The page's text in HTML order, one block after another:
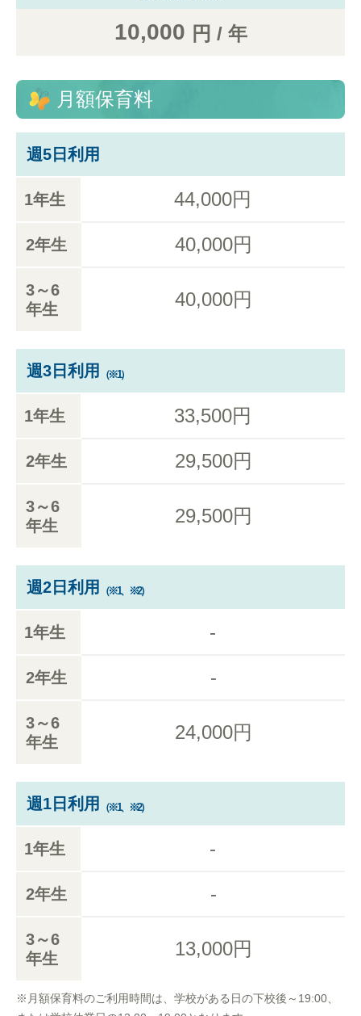
10,000 円 / 年
月額保育料
週5日利用
1年生 44,000円
2年生 40,000円
3～6
年生
40,000円
週3日利用 （※1）
1年生 33,500円
2年生 29,500円
3～6
年生
29,500円
週2日利用 （※1、※2）
1年生 -
2年生 -
3～6
年生
24,000円
週1日利用 （※1、※2）
1年生 -
2年生 -
3～6
年生
13,000円
※月額保育料のご利用時間は、学校がある日の下校後～19:00、